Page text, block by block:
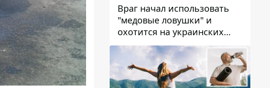
Враг начал использовать
"медовые ловушки" и
охотится на украинских
военнослужащих